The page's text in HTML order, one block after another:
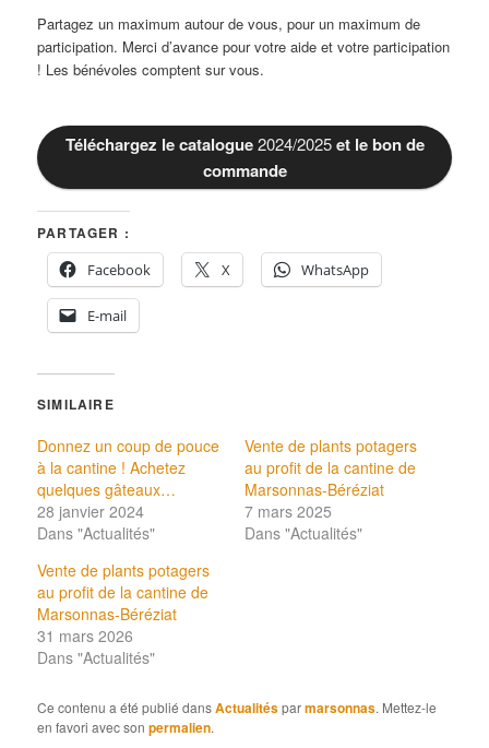
Partagez un maximum autour de vous, pour un maximum de
participation. Merci d’avance pour votre aide et votre participation
! Les bénévoles comptent sur vous.
Téléchargez le catalogue2024/2025et le bon de
commande
PARTAGER :
Facebook
X WhatsApp
E-mail
SIMILAIRE
Donnez un coup de pouce
à la cantine ! Achetez
quelques gâteaux…
28 janvier 2024
Dans "Actualités"
Vente de plants potagers
au profit de la cantine de
Marsonnas-Béréziat
7 mars 2025
Dans "Actualités"
Vente de plants potagers
au profit de la cantine de
Marsonnas-Béréziat
31 mars 2026
Dans "Actualités"
Ce contenu a été publié dansActualitésparmarsonnas. Mettez-le
en favori avec sonpermalien.